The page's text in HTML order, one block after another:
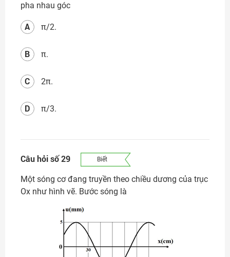
pha nhau góc
π/2.
A
π.
B
2π.
C
π/3.
D
Câu hỏi số 29 Biết
Một sóng cơ đang truyền theo chiều dương của trục
Ox như hình vẽ. Bước sóng là